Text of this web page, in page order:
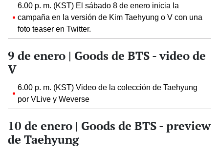
6.00 p. m. (KST) El sábado 8 de enero inicia la
campaña en la versión de Kim Taehyung o V con una
foto teaser en Twitter.
9 de enero | Goods de BTS - video de
V
6.00 p. m. (KST) Video de la colección de Taehyung
por VLive y Weverse
10 de enero | Goods de BTS - preview
de Taehyung